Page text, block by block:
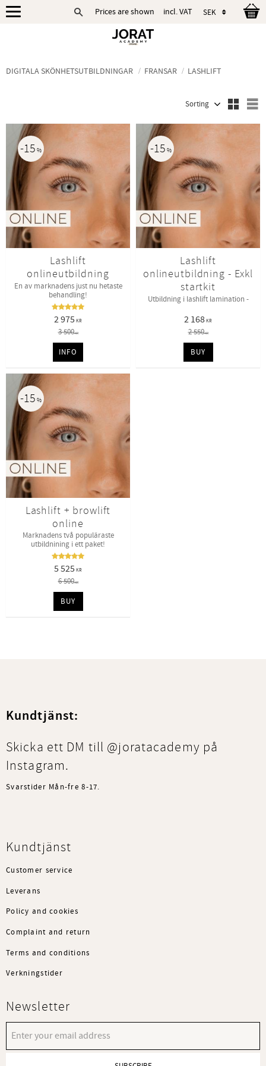
Prices are shown incl. VAT
DIGITALA SKÖNHETSUTBILDNINGAR FRANSAR LASHLIFT
Select sorting method
Lashlift
onlineutbildning
En av marknadens just nu hetaste
behandling!
2 975 KR
3 500KR
15 %
INFO
Lashlift
onlineutbildning - Exkl
startkit
Utbildning i lashlift lamination -
2 168KR
2 550KR
15 %
BUY
Lashlift + browlift
online
Marknadens två populäraste
utbildnining i ett paket!
5 525 KR
6 500KR
15 %
BUY
Kundtjänst:
Skicka ett DM till @joratacademy på
Instagram.
Svarstider Mån-fre 8-17.
Kundtjänst
Customer service
Leverans
Policy and cookies
Complaint and return
Terms and conditions
Verkningstider
Newsletter